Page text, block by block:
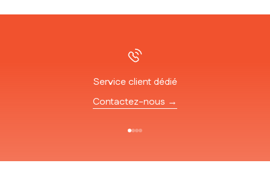
Service client dédié
Contactez-nous →